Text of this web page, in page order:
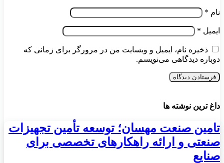
نام *
ایمیل *
ذخیره نام، ایمیل و وبسایت من در مرورگر برای زمانی که
دوباره دیدگاهی می‌نویسم.
داغ ترین نوشته ها
تامین صنعت مهسان؛ توسعه تأمین تجهیزات
صنعتی و ارائه راهکارهای تخصصی برای
صنایع